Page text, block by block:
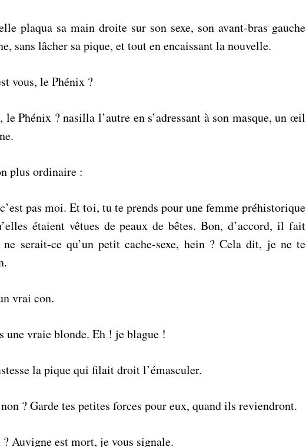
plaqua sa main droite sur son sexe, son avant-bras gauche
sans lâcher sa pique, et tout en encaissant la nouvelle.
vous, le Phénix ?
le Phénix ? nasilla l’autre en s’adressant à son masque, un œil
plus ordinaire :
pas moi. Et toi, tu te prends pour une femme préhistorique
étaient vêtues de peaux de bêtes. Bon, d’accord, il fait
ne serait-ce qu’un petit cache-sexe, hein ? Cela dit, je ne te
vrai con.
une vraie blonde. Eh ! je blague !
la pique qui filait droit l’émasculer.
? Garde tes petites forces pour eux, quand ils reviendront.
Auvigne est mort, je vous signale.